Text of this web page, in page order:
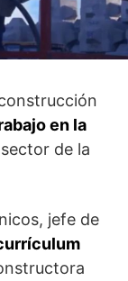
en la
de la
jefe de